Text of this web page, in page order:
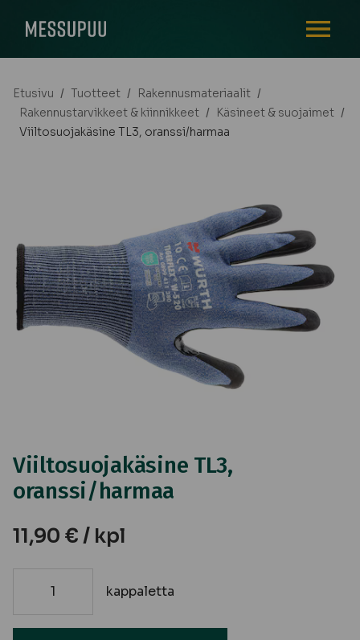
Etusivu / Tuotteet / Rakennusmateriaalit /
Rakennustarvikkeet & kiinnikkeet / Käsineet & suojaimet /
Viiltosuojakäsine TL3, oranssi/harmaa
Viiltosuojakäsine TL3,
oranssi/harmaa
11,90 € / kpl
Viiltosuojakäsinekappaletta